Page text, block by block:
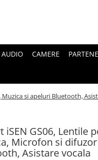
AUDIO CAMERE
si apeluri Bluetooth,
GS06, Lentile
Microfon si
Asistare vocala